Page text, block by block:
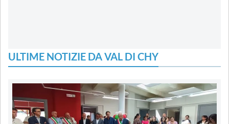
ULTIME NOTIZIE DA VAL DI CHY